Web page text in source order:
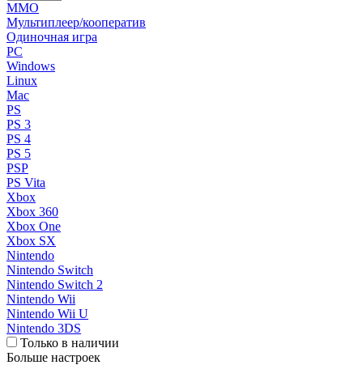
MMO
Мультиплеер/кооператив
Одиночная игра
PC
Windows
Linux
Mac
PS
PS 3
PS 4
PS 5
PSP
PS Vita
Xbox
Xbox 360
Xbox One
Xbox SX
Nintendo
Nintendo Switch
Nintendo Switch 2
Nintendo Wii
Nintendo Wii U
Nintendo 3DS
Только в наличии
Больше настроек